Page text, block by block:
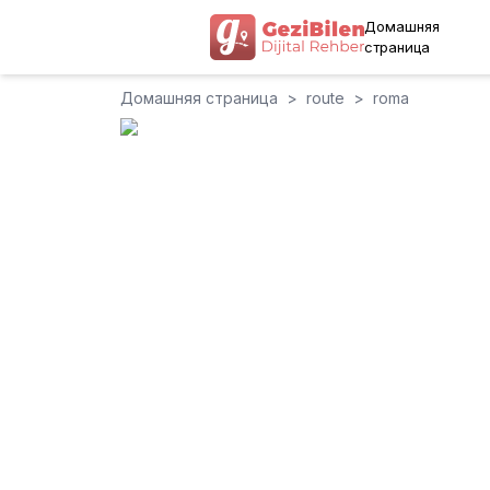
Домашняя
страница
Домашняя страница > route > roma